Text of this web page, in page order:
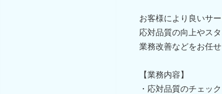
お客様により良いサ
応対品質の向上やスタ
業務改善などをお任せ
【業務内容】
・応対品質のチェッ